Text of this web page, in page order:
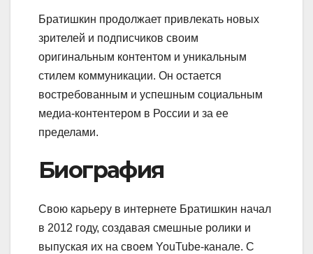
Братишкин продолжает привлекать новых
зрителей и подписчиков своим
оригинальным контентом и уникальным
стилем коммуникации. Он остается
востребованным и успешным социальным
медиа-контентером в России и за ее
пределами.
Биография
Свою карьеру в интернете Братишкин начал
в 2012 году, создавая смешные ролики и
выпуская их на своем YouTube-канале. С